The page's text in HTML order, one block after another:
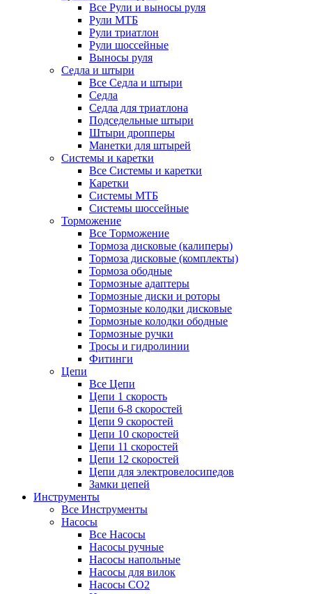
Все Рули и выносы руля
Рули МТБ
Рули триатлон
Рули шоссейные
Выносы руля
Седла и штыри
Все Седла и штыри
Седла
Седла для триатлона
Подседельные штыри
Штыри дропперы
Манетки для штырей
Системы и каретки
Все Системы и каретки
Каретки
Системы МТБ
Системы шоссейные
Торможение
Все Торможение
Тормоза дисковые (калиперы)
Тормоза дисковые (комплекты)
Тормоза ободные
Тормозные адаптеры
Тормозные диски и роторы
Тормозные колодки дисковые
Тормозные колодки ободные
Тормозные ручки
Тросы и гидролинии
Фитинги
Цепи
Все Цепи
Цепи 1 скорость
Цепи 6-8 скоростей
Цепи 9 скоростей
Цепи 10 скоростей
Цепи 11 скоростей
Цепи 12 скоростей
Цепи для электровелосипедов
Замки цепей
Инструменты
Все Инструменты
Насосы
Все Насосы
Насосы ручные
Насосы напольные
Насосы для вилок
Насосы CO2